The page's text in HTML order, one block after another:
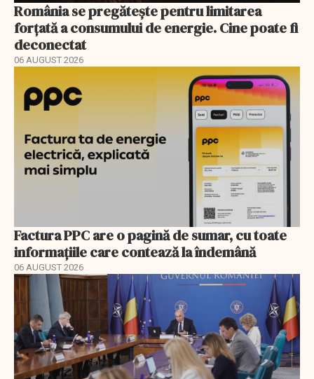
România se pregătește pentru limitarea
forțată a consumului de energie. Cine poate fi
deconectat
06 AUGUST 2026
Factura PPC are o pagină de sumar, cu toate
informațiile care contează la îndemână
06 AUGUST 2026